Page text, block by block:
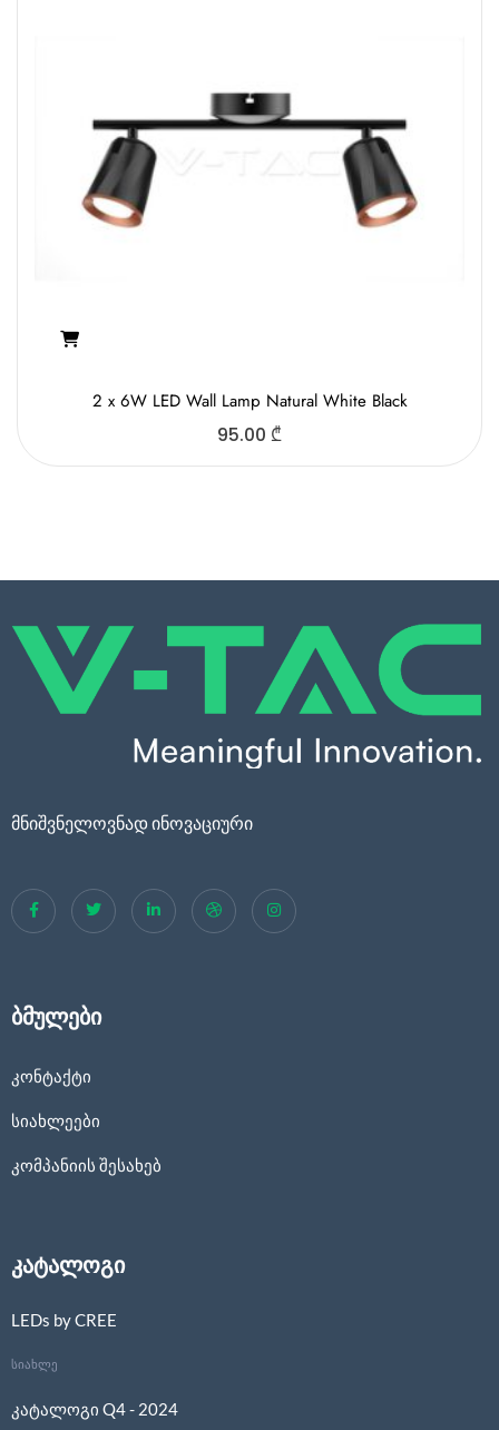
2 x 6W LED Wall Lamp Natural White Black
95.00 ₾
მნიშვნელოვნად ინოვაციური
ბმულები
კონტაქტი
სიახლეები
კომპანიის შესახებ
კატალოგი
LEDs by CREE
სიახლე
კატალოგი Q4 - 2024